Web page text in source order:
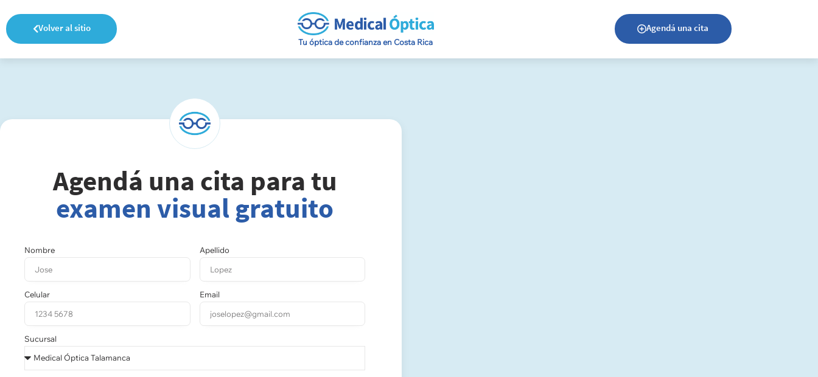
Volver al sitio
Tu óptica de confianza en Costa Rica
Agendá una cita
Agendá una cita para tu
examen visual gratuito
Nombre Apellido
Celular Email
Sucursal